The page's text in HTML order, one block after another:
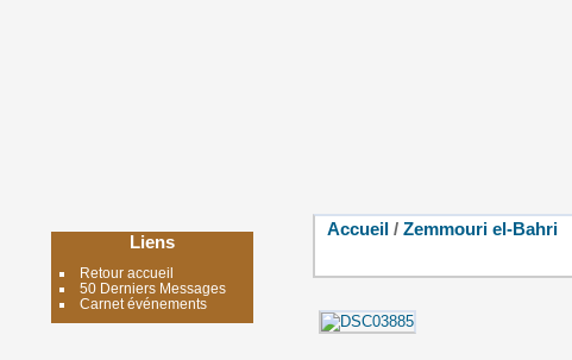
Liens
Retour accueil
50 Derniers Messages
Carnet événements
Accueil / Zemmouri el-Bahri